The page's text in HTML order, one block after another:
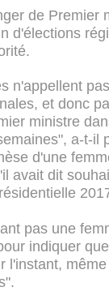
de Premier
d'élections
n'appellent
et donc
ministre
a-t-il
d'une
avait dit
pas une
indiquer
l'instant,